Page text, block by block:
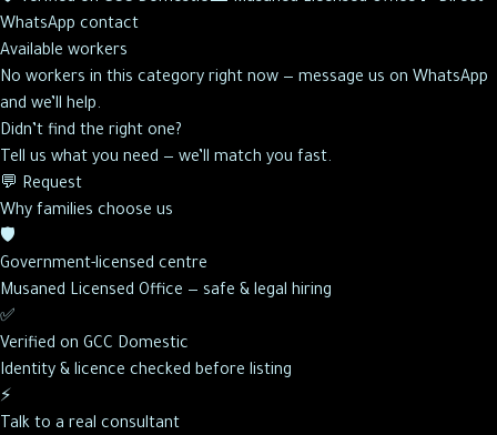
WhatsApp contact
Available workers
No workers in this category right now — message us on WhatsApp
and we’ll help.
Didn’t find the right one?
Tell us what you need — we’ll match you fast.
💬 Request
Why families choose us
🛡️
Government-licensed centre
Musaned Licensed Office — safe & legal hiring
✅
Verified on GCC Domestic
Identity & licence checked before listing
⚡
Talk to a real consultant